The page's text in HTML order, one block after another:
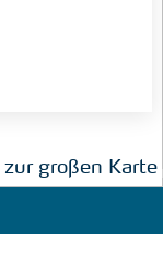
zur großen Karte